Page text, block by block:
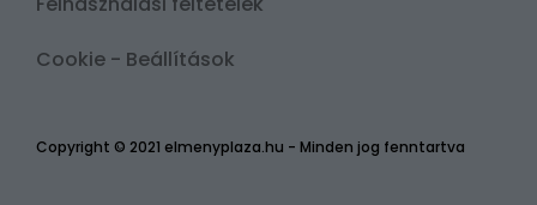
Copyright © 2021 elmenyplaza.hu - Minden jog fenntartva
Cookie - Beállítások